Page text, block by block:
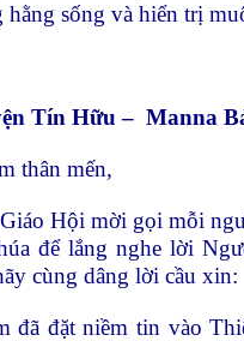
hằng sống và hiển trị
Tín Hữu – Manna
thân mến,
Hội mời gọi mỗi
để lắng nghe lời
cùng dâng lời cầu xin:
đã đặt niềm tin vào